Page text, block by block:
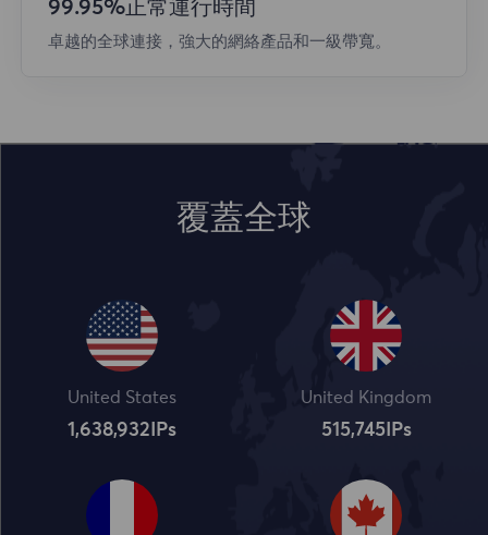
99.95%正常運行時間
卓越的全球連接，強大的網絡產品和一級帶寬。
覆蓋全球
United States
1,638,932 IPs
United Kingdom
515,745IPs